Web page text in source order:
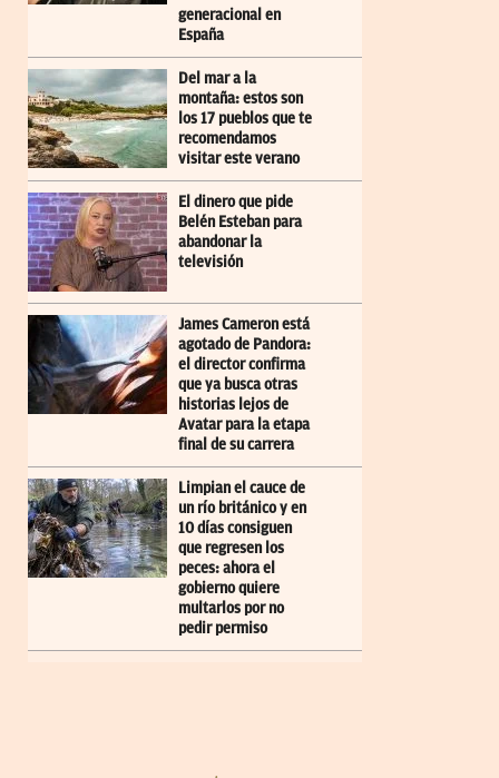
generacional en
España
Del mar a la
montaña: estos son
los 17 pueblos que te
recomendamos
visitar este verano
El dinero que pide
Belén Esteban para
abandonar la
televisión
James Cameron está
agotado de Pandora:
el director confirma
que ya busca otras
historias lejos de
Avatar para la etapa
final de su carrera
Limpian el cauce de
un río británico y en
10 días consiguen
que regresen los
peces: ahora el
gobierno quiere
multarlos por no
pedir permiso